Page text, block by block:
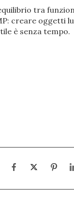
tra
creare oggetti
è senza tempo.